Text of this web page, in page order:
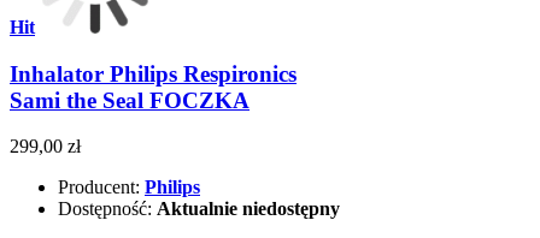
Hit
Inhalator Philips Respironics
Sami the Seal FOCZKA
299,00 zł
Producent: Philips
Dostępność: Aktualnie niedostępny